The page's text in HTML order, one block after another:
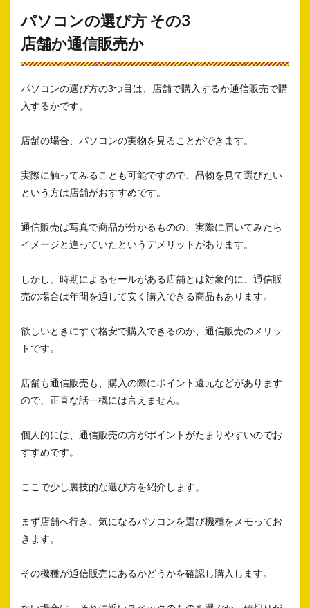
パソコンの選び方 その3
店舗か通信販売か
パソコンの選び方の3つ目は、店舗で購入するか通信販売で購
入するかです。
店舗の場合、パソコンの実物を見ることができます。
実際に触ってみることも可能ですので、品物を見て選びたい
という方は店舗がおすすめです。
通信販売は写真で商品が分かるものの、実際に届いてみたら
イメージと違っていたというデメリットがあります。
しかし、時期によるセールがある店舗とは対象的に、通信販
売の場合は年間を通して安く購入できる商品もあります。
欲しいときにすぐ格安で購入できるのが、通信販売のメリッ
トです。
店舗も通信販売も、購入の際にポイント還元などがあります
ので、正直な話一概には言えません。
個人的には、通信販売の方がポイントがたまりやすいのでお
すすめです。
ここで少し裏技的な選び方を紹介します。
まず店舗へ行き、気になるパソコンを選び機種をメモってお
きます。
その機種が通信販売にあるかどうかを確認し購入します。